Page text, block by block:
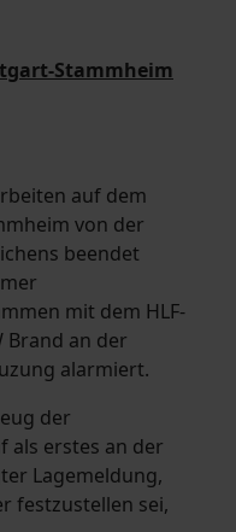
Stammheim
auf dem
von der
beendet
mit dem HLF-
Brand an der
alarmiert.
der
als erstes an der
Lagemeldung,
festzustellen sei,